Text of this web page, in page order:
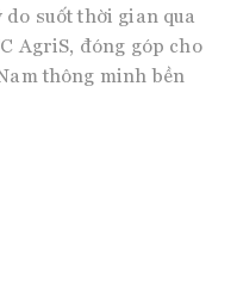
suốt thời gian qua
AgriS, đóng góp cho
thông minh bền